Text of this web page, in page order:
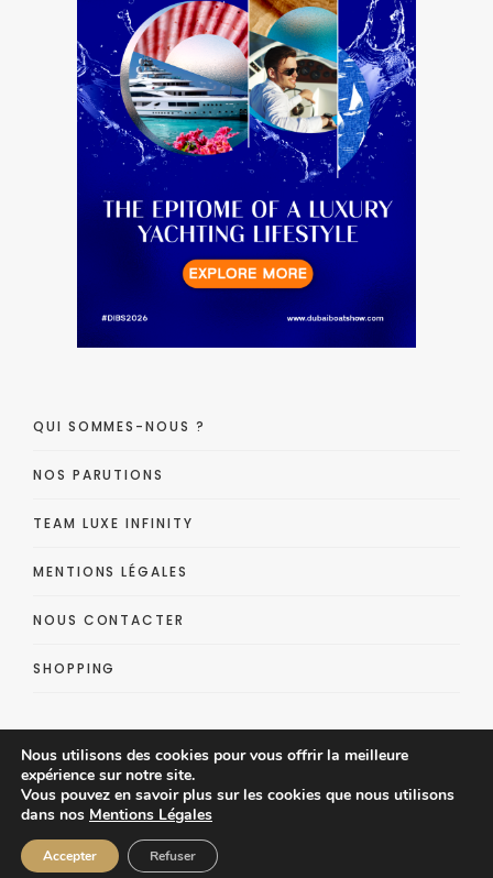
QUI SOMMES-NOUS ?
NOS PARUTIONS
TEAM LUXE INFINITY
MENTIONS LÉGALES
NOUS CONTACTER
SHOPPING
Luxe Infinity - Lifestyle Luxe Magazine
Nous utilisons des cookies pour vous offrir la meilleure
expérience sur notre site.
Vous pouvez en savoir plus sur les cookies que nous utilisons
dans nos Mentions Légales
Accepter Refuser